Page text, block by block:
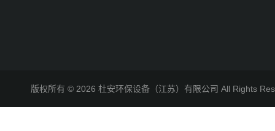
版权所有 © 2026 杜安环保设备（江苏）有限公司 All Rights